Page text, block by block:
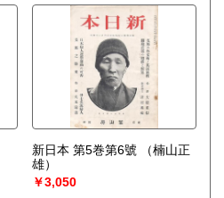
新日本 第5巻第6號
（楠山正
雄）
￥3,050